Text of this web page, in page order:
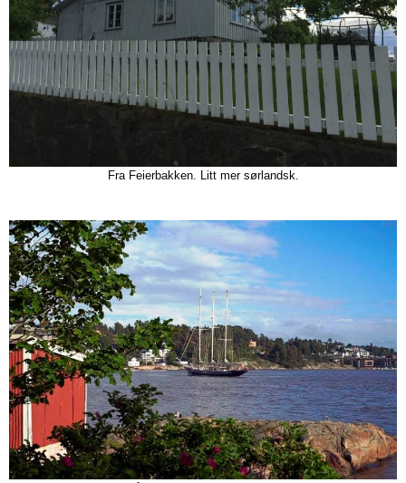
Fra Feierbakken. Litt mer sørlandsk.